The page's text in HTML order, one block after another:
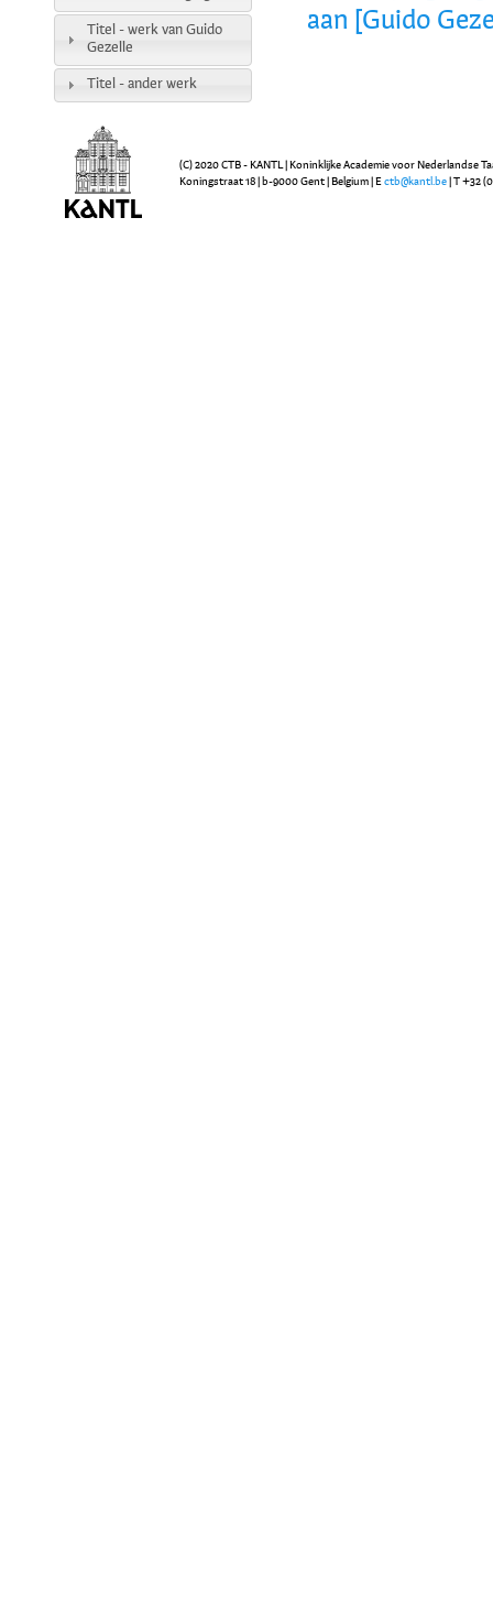
aan [Guido
Titel - werk van Guido
Gezelle
Titel - ander werk
(C) 2020 CTB - KANTL | Koninklijke Academie voor Nederlandse
Koningstraat 18 | b-9000 Gent | Belgium | E ctb@kantl.be | T +32